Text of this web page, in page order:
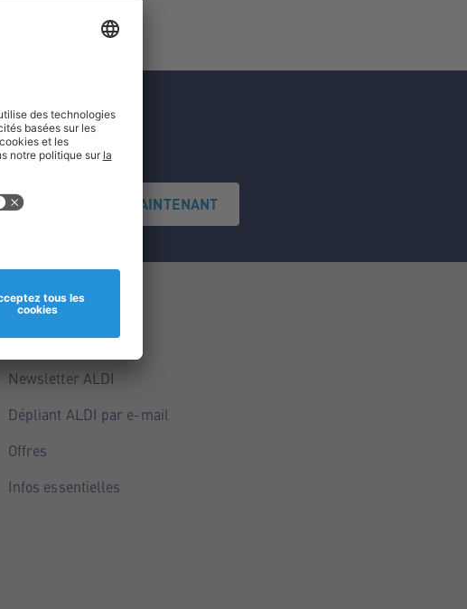
S'INSCRIRE MAINTENANT
Service
Points ALDI
Newsletter ALDI
Dépliant ALDI par e-mail
Offres
Infos essentielles